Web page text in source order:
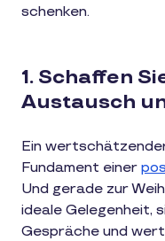
schenken.
1. Schaffen
Austausch
Ein
Fundament einer
Und gerade zur
ideale Gelegenheit,
Gespräche und